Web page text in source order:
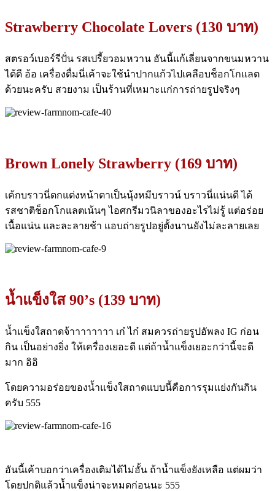
Strawberry Chocolate Lovers (130 บาท)
สตรอว์เบอร์รีปั่น รสเปรี้ยวอมหวาน อันนี้แก้เลี่ยนจากขนมหวาน
ได้ดี อ้อ เครื่องดื่มนี่เค้าจะใช้นำปากแก้วไปเคลือบช็อกโกแลต
ด้วยนะครับ สวยงาม เป็นร้านที่เหมาะแก่การถ่ายรูปจริงๆ
Brown Lonely Strawberry (169 บาท)
เค้กบราวนี่ตกแต่งหน้าตาเป็นนุ้งหมีบราวน์ บราวนี่แน่นดี ได้
รสชาติช็อกโกแลตเน้นๆ ไอศกรีมวนิลาของอะไรไม่รู้ แต่อร่อย
เนื้อแน่น และละลายช้า แอบถ่ายรูปอยู่ตั้งนานยังไม่ละลายเลย
น้ำแข็งใส 90’s (139 บาท)
น้ำแข็งใสถาดจ้าาาาาาาา เก๋ ไก๋ สมควรถ่ายรูปอัพลง IG ก่อน
กิน เป็นอย่างยิ่ง ให้เครื่องเยอะดี แต่ถ้าน้ำแข็งเยอะกว่านี้จะดี
มาก อิอิ
โดยความอร่อยของน้ำแข็งใสถาดแบบนี้คือการรุมแย่งกันกิน
ครับ 555
อันนี้เค้าบอกว่าเครื่องเติมได้ไม่อั้น ถ้าน้ำแข็งยังเหลือ แต่ผมว่า
โดยปกติแล้วน้ำแข็งน่าจะหมดก่อนนะ 555